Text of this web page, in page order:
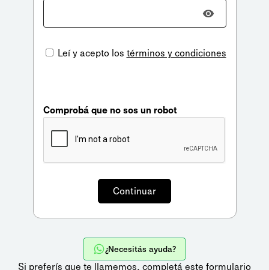
Leí y acepto los términos y condiciones
Comprobá que no sos un robot
¿Necesitás ayuda?
Si preferís que te llamemos, completá este formulario